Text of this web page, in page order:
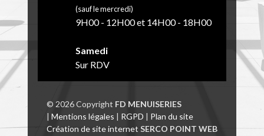
© 2026 Copyright FD MENUISERIES
| Mentions légales | RGPD | Plan du site
Création de site internet SERCO POINT WEB
(sauf le mercredi)
9H00 - 12H00 et 14H00 - 18H00
Samedi
Sur RDV